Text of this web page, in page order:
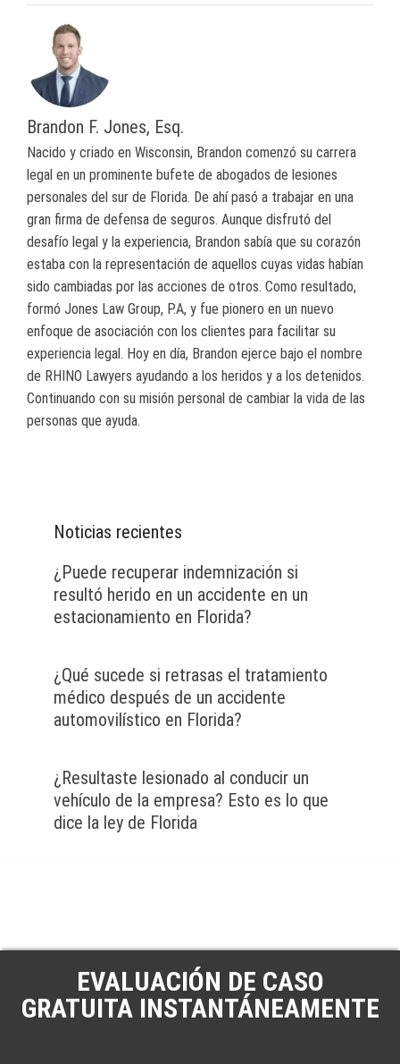
Brandon F. Jones, Esq.
Nacido y criado en Wisconsin, Brandon comenzó su carrera
legal en un prominente bufete de abogados de lesiones
personales del sur de Florida. De ahí pasó a trabajar en una
gran firma de defensa de seguros. Aunque disfrutó del
desafío legal y la experiencia, Brandon sabía que su corazón
estaba con la representación de aquellos cuyas vidas habían
sido cambiadas por las acciones de otros. Como resultado,
formó Jones Law Group, P.A, y fue pionero en un nuevo
enfoque de asociación con los clientes para facilitar su
experiencia legal. Hoy en día, Brandon ejerce bajo el nombre
de RHINO Lawyers ayudando a los heridos y a los detenidos.
Continuando con su misión personal de cambiar la vida de las
personas que ayuda.
Noticias recientes
¿Puede recuperar indemnización si
resultó herido en un accidente en un
estacionamiento en Florida?
¿Qué sucede si retrasas el tratamiento
médico después de un accidente
automovilístico en Florida?
¿Resultaste lesionado al conducir un
vehículo de la empresa? Esto es lo que
dice la ley de Florida
EVALUACIÓN DE CASO
GRATUITA INSTANTÁNEAMENTE